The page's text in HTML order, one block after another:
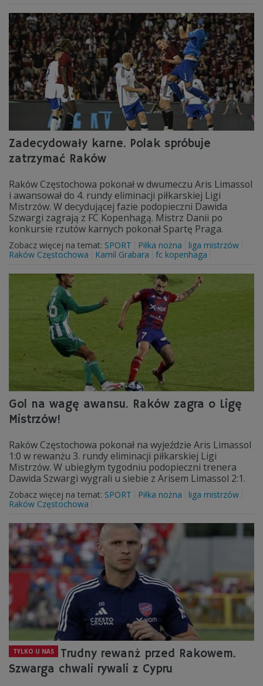
Zadecydowały karne. Polak spróbuje
zatrzymać Raków
Raków Częstochowa pokonał w dwumeczu Aris Limassol
i awansował do 4. rundy eliminacji piłkarskiej Ligi
Mistrzów. W decydującej fazie podopieczni Dawida
Szwargi zagrają z FC Kopenhagą. Mistrz Danii po
konkursie rzutów karnych pokonał Spartę Praga.
Zobacz więcej na temat: SPORT Piłka nożna
liga mistrzów
Raków Częstochowa
Kamil Grabara fc kopenhaga
Gol na wagę awansu. Raków zagra o Ligę
Mistrzów!
Raków Częstochowa pokonał na wyjeździe Aris Limassol
1:0 w rewanżu 3. rundy eliminacji piłkarskiej Ligi
Mistrzów. W ubiegłym tygodniu podopieczni trenera
Dawida Szwargi wygrali u siebie z Arisem Limassol 2:1.
Zobacz więcej na temat: SPORT Piłka nożna
liga mistrzów
Raków Częstochowa
TYLKO U NAS
Trudny rewanż przed Rakowem.
Szwarga chwali rywali z Cypru